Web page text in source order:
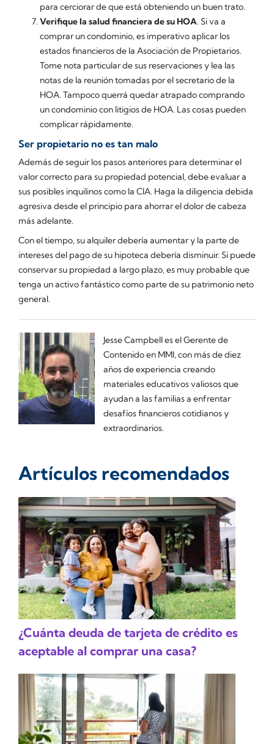
para cerciorar de que está obteniendo un buen trato.
Verifique la salud financiera de su HOA. Si va a
comprar un condominio, es imperativo aplicar los
estados financieros de la Asociación de Propietarios.
Tome nota particular de sus reservaciones y lea las
notas de la reunión tomadas por el secretario de la
HOA. Tampoco querrá quedar atrapado comprando
un condominio con litigios de HOA. Las cosas pueden
complicar rápidamente.
Ser propietario no es tan malo
Además de seguir los pasos anteriores para determinar el
valor correcto para su propiedad potencial, debe evaluar a
sus posibles inquilinos como la CIA. Haga la diligencia debida
agresiva desde el principio para ahorrar el dolor de cabeza
más adelante.
Con el tiempo, su alquiler debería aumentar y la parte de
intereses del pago de su hipoteca debería disminuir. Si puede
conservar su propiedad a largo plazo, es muy probable que
tenga un activo fantástico como parte de su patrimonio neto
general.
Jesse Campbell es el Gerente de
Contenido en MMI, con más de diez
años de experiencia creando
materiales educativos valiosos que
ayudan a las familias a enfrentar
desafíos financieros cotidianos y
extraordinarios.
Artículos recomendados
¿Cuánta deuda de tarjeta de crédito es
aceptable al comprar una casa?